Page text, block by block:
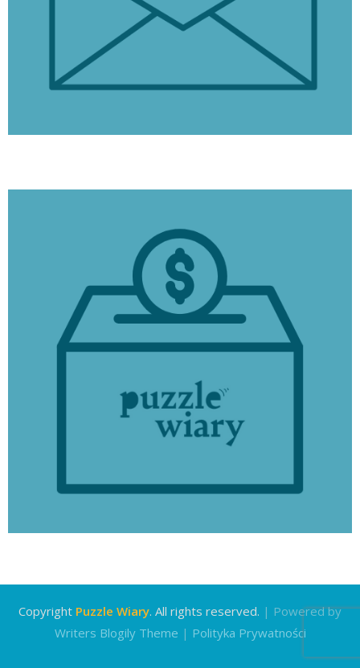
Copyright Puzzle Wiary. All rights reserved. | Powered by
Writers Blogily Theme | Polityka Prywatności